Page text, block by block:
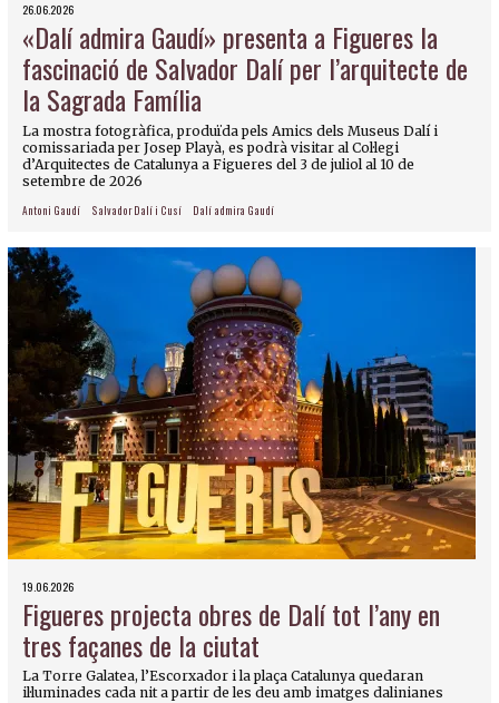
26.06.2026
«Dalí admira Gaudí» presenta a Figueres la
fascinació de Salvador Dalí per l’arquitecte de
la Sagrada Família
La mostra fotogràfica, produïda pels Amics dels Museus Dalí i
comissariada per Josep Playà, es podrà visitar al Col·legi
d’Arquitectes de Catalunya a Figueres del 3 de juliol al 10 de
setembre de 2026
Antoni Gaudí Salvador Dalí i Cusí Dalí admira Gaudí
19.06.2026
Figueres projecta obres de Dalí tot l’any en
tres façanes de la ciutat
La Torre Galatea, l’Escorxador i la plaça Catalunya quedaran
il·luminades cada nit a partir de les deu amb imatges dalinianes